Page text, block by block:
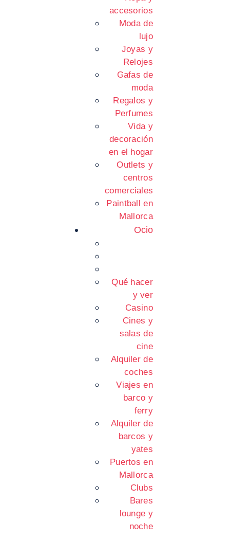
accesorios
Moda de
lujo
Joyas y
Relojes
Gafas de
moda
Regalos y
Perfumes
Vida y
decoración
en el hogar
Outlets y
centros
comerciales
Paintball en
Mallorca
Ocio
Qué hacer
y ver
Casino
Cines y
salas de
cine
Alquiler de
coches
Viajes en
barco y
ferry
Alquiler de
barcos y
yates
Puertos en
Mallorca
Clubs
Bares
lounge y
noche